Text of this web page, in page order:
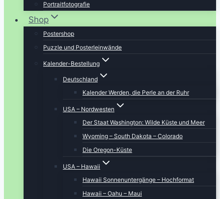
Portraitfotografie
Shop
Postershop
Puzzle und Posterleinwände
Kalender-Bestellung
Deutschland
Kalender Werden, die Perle an der Ruhr
USA – Nordwesten
Der Staat Washington: Wilde Küste und Meer
Wyoming – South Dakota – Colorado
Die Oregon-Küste
USA – Hawaii
Hawaii Sonnenuntergänge – Hochformat
Hawaii – Oahu – Maui